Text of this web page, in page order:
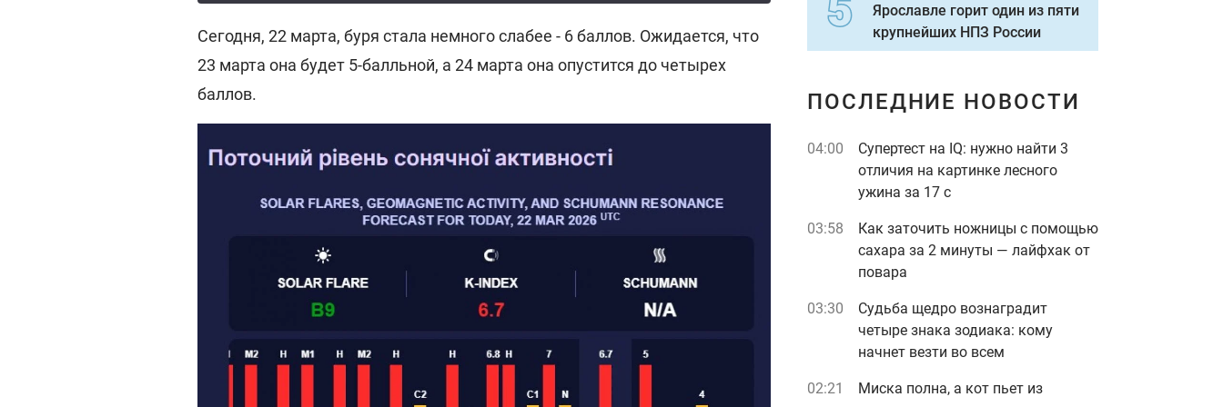
Сегодня, 22 марта, буря стала немного слабее - 6 баллов. Ожидается, что
23 марта она будет 5-балльной, а 24 марта она опустится до четырех
баллов.
Ярославле горит один из пяти
крупнейших НПЗ России
ПОСЛЕДНИЕ НОВОСТИ
04:00
Супертест на IQ: нужно найти 3
отличия на картинке лесного
ужина за 17 с
03:58
Как заточить ножницы с помощью
сахара за 2 минуты — лайфхак от
повара
03:30
Судьба щедро вознаградит
четыре знака зодиака: кому
начнет везти во всем
02:21
Миска полна, а кот пьет из